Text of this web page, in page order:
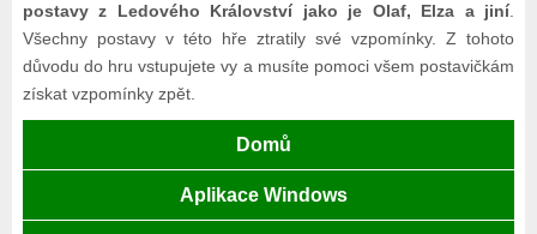
postavy z Ledového Království jako je Olaf, Elza a jiní.
Všechny postavy v této hře ztratily své vzpomínky. Z tohoto
důvodu do hru vstupujete vy a musíte pomoci všem postavičkám
získat vzpomínky zpět.
Domů
Aplikace Windows